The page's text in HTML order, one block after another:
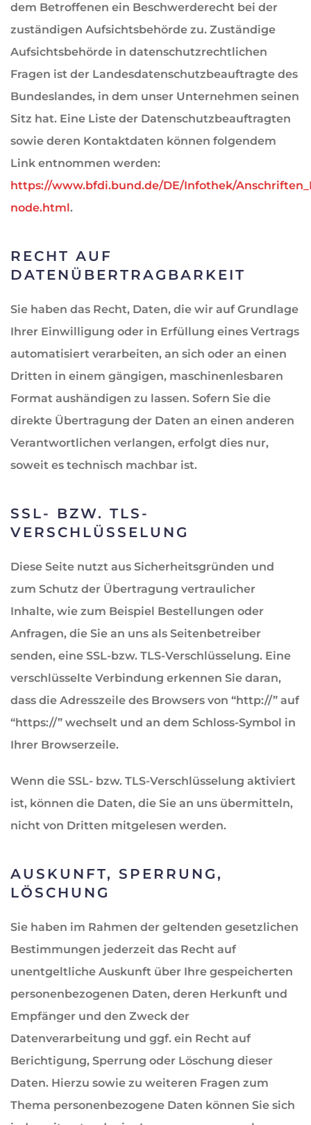
dem Betroffenen ein Beschwerderecht bei der
zuständigen Aufsichtsbehörde zu. Zuständige
Aufsichtsbehörde in datenschutzrechtlichen
Fragen ist der Landesdatenschutzbeauftragte des
Bundeslandes, in dem unser Unternehmen seinen
Sitz hat. Eine Liste der Datenschutzbeauftragten
sowie deren Kontaktdaten können folgendem
Link entnommen werden:
https://www.bfdi.bund.de/DE/Infothek/
node.html.
RECHT AUF
DATENÜBERTRAGBARKEIT
Sie haben das Recht, Daten, die wir auf Grundlage
Ihrer Einwilligung oder in Erfüllung eines Vertrags
automatisiert verarbeiten, an sich oder an einen
Dritten in einem gängigen, maschinenlesbaren
Format aushändigen zu lassen. Sofern Sie die
direkte Übertragung der Daten an einen anderen
Verantwortlichen verlangen, erfolgt dies nur,
soweit es technisch machbar ist.
SSL- BZW. TLS-
VERSCHLÜSSELUNG
Diese Seite nutzt aus Sicherheitsgründen und
zum Schutz der Übertragung vertraulicher
Inhalte, wie zum Beispiel Bestellungen oder
Anfragen, die Sie an uns als Seitenbetreiber
senden, eine SSL-bzw. TLS-Verschlüsselung. Eine
verschlüsselte Verbindung erkennen Sie daran,
dass die Adresszeile des Browsers von “http://” auf
“https://” wechselt und an dem Schloss-Symbol in
Ihrer Browserzeile.
Wenn die SSL- bzw. TLS-Verschlüsselung aktiviert
ist, können die Daten, die Sie an uns übermitteln,
nicht von Dritten mitgelesen werden.
AUSKUNFT, SPERRUNG,
LÖSCHUNG
Sie haben im Rahmen der geltenden gesetzlichen
Bestimmungen jederzeit das Recht auf
unentgeltliche Auskunft über Ihre gespeicherten
personenbezogenen Daten, deren Herkunft und
Empfänger und den Zweck der
Datenverarbeitung und ggf. ein Recht auf
Berichtigung, Sperrung oder Löschung dieser
Daten. Hierzu sowie zu weiteren Fragen zum
Thema personenbezogene Daten können Sie sich